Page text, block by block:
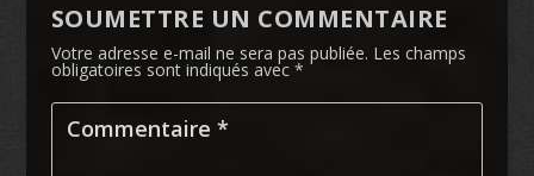
SOUMETTRE UN COMMENTAIRE
Votre adresse e-mail ne sera pas publiée. Les champs
obligatoires sont indiqués avec *